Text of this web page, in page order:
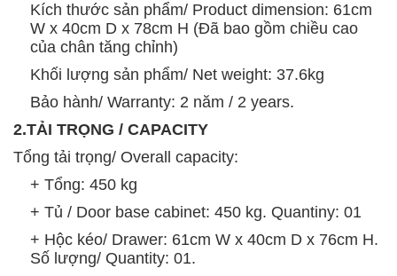
Kích thước sản phẩm/ Product dimension: 61cm
W x 40cm D x 78cm H (Đã bao gồm chiều cao
của chân tăng chỉnh)
Khối lượng sản phẩm/ Net weight: 37.6kg
Bảo hành/ Warranty: 2 năm / 2 years.
2.TẢI TRỌNG / CAPACITY
Tổng tải trọng/ Overall capacity:
+ Tổng: 450 kg
+ Tủ / Door base cabinet: 450 kg. Quantiny: 01
+ Hộc kéo/ Drawer: 61cm W x 40cm D x 76cm H.
Số lượng/ Quantity: 01.